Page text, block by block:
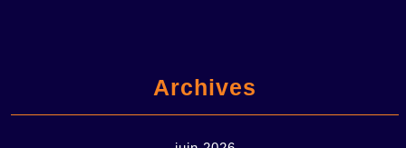
Archives